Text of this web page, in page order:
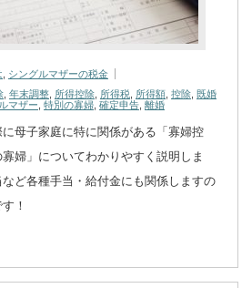
, シングルマザーの税金
, 年末調整, 所得控除, 所得税, 所得額, 控除, 既婚
マザー, 特別の寡婦, 確定申告, 離婚
母子家庭に特に関係がある「寡婦控
婦」についてわかりやすく説明しま
ど各種手当・給付金にも関係しますの
！